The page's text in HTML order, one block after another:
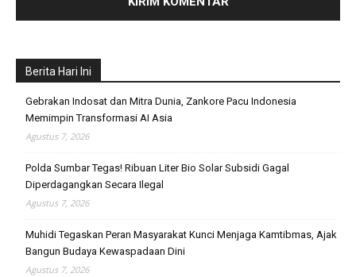
Berita Hari Ini
Gebrakan Indosat dan Mitra Dunia, Zankore Pacu Indonesia
Memimpin Transformasi AI Asia
Agustus 7, 2026
Polda Sumbar Tegas! Ribuan Liter Bio Solar Subsidi Gagal
Diperdagangkan Secara Ilegal
Agustus 7, 2026
Muhidi Tegaskan Peran Masyarakat Kunci Menjaga Kamtibmas, Ajak
Bangun Budaya Kewaspadaan Dini
Agustus 7, 2026